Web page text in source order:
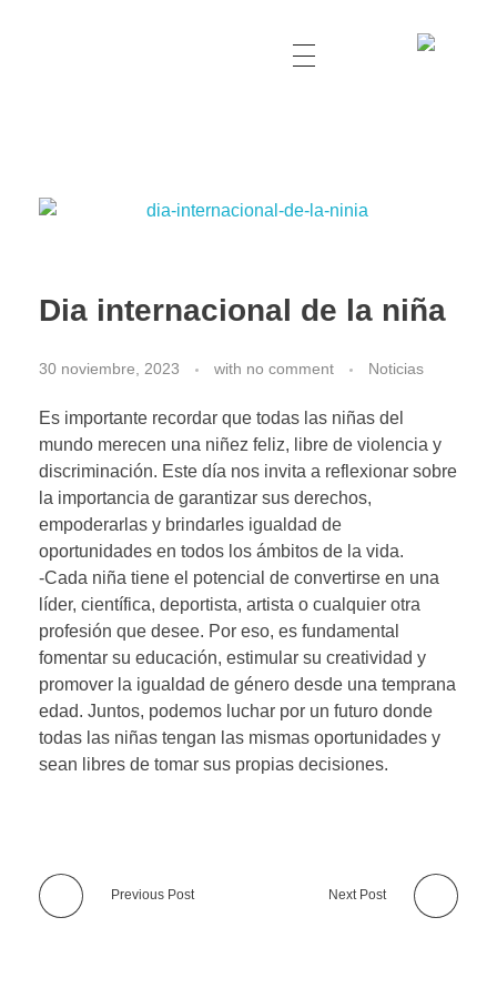
Dia internacional de la niña
30 noviembre, 2023 with no comment Noticias
Es importante recordar que todas las niñas del
mundo merecen una niñez feliz, libre de violencia y
discriminación. Este día nos invita a reflexionar sobre
la importancia de garantizar sus derechos,
empoderarlas y brindarles igualdad de
oportunidades en todos los ámbitos de la vida.
-Cada niña tiene el potencial de convertirse en una
líder, científica, deportista, artista o cualquier otra
profesión que desee. Por eso, es fundamental
fomentar su educación, estimular su creatividad y
promover la igualdad de género desde una temprana
edad. Juntos, podemos luchar por un futuro donde
todas las niñas tengan las mismas oportunidades y
sean libres de tomar sus propias decisiones.
Previous Post Next Post